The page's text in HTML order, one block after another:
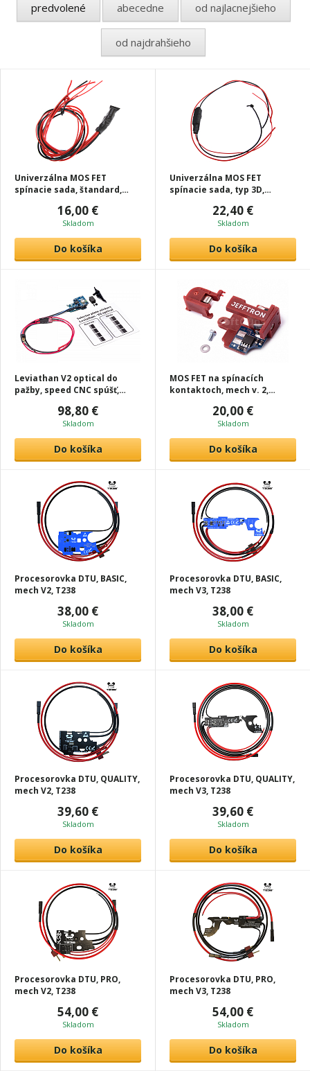
predvolené abecedne od najlacnejšieho
od najdrahšieho
Univerzálna MOS FET
spínacie sada, štandard,
16,00 €
Skladom
Do košíka
Univerzálna MOS FET
spínacie sada, typ 3D,
22,40 €
Skladom
Do košíka
Leviathan V2 optical do
pažby, speed CNC spúšť,
98,80 €
Skladom
Do košíka
MOS FET na spínacích
kontaktoch, mech v. 2,
20,00 €
Skladom
Do košíka
Procesorovka DTU, BASIC,
mech V2, T238
38,00 €
Skladom
Do košíka
Procesorovka DTU, BASIC,
mech V3, T238
38,00 €
Skladom
Do košíka
Procesorovka DTU, QUALITY,
mech V2, T238
39,60 €
Skladom
Do košíka
Procesorovka DTU, QUALITY,
mech V3, T238
39,60 €
Skladom
Do košíka
Procesorovka DTU, PRO,
mech V2, T238
54,00 €
Skladom
Do košíka
Procesorovka DTU, PRO,
mech V3, T238
54,00 €
Skladom
Do košíka